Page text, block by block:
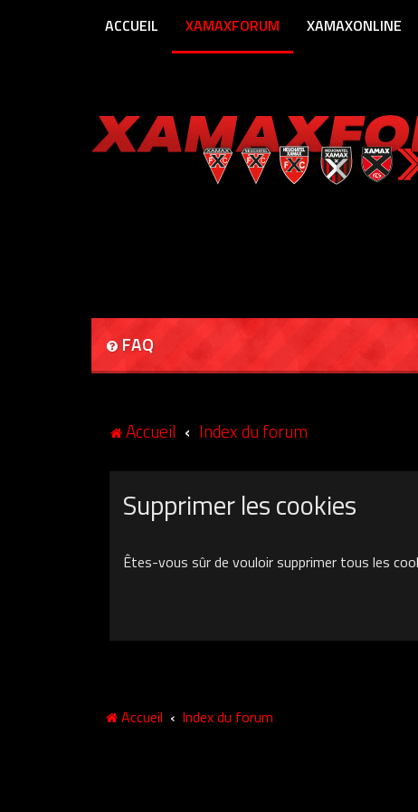
ACCUEIL XAMAXFORUM XAMAXONLINE
FAQ
Accueil Index du forum
Supprimer les cookies
Êtes-vous sûr de vouloir supprimer tous les
Accueil Index du forum